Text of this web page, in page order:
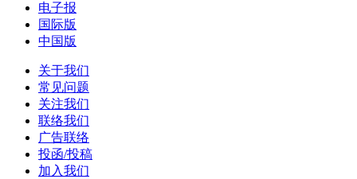
电子报
国际版
中国版
关于我们
常见问题
关注我们
联络我们
广告联络
投函/投稿
加入我们